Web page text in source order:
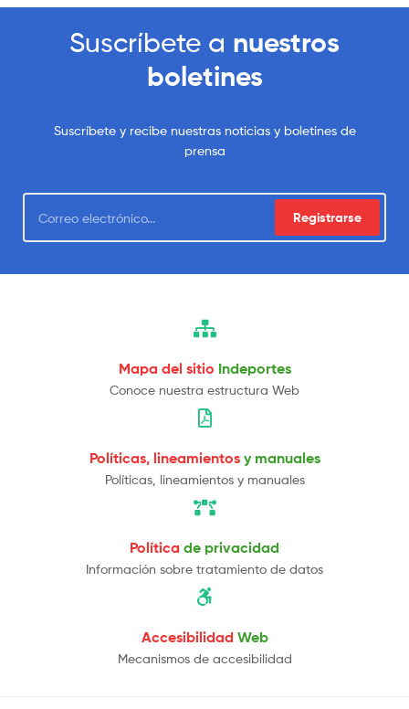
Suscríbete a nuestros
boletines
Suscríbete y recibe nuestras noticias y boletines de
prensa
Registrarse
Mapa del sitio Indeportes
Conoce nuestra estructura Web
Políticas, lineamientos y manuales
Políticas, lineamientos y manuales
Política de privacidad
Información sobre tratamiento de datos
Accesibilidad Web
Mecanismos de accesibilidad